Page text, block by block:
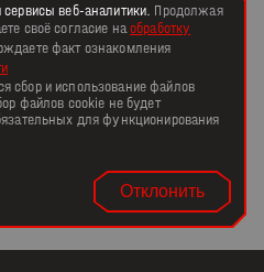
веб-аналитики. Продолжая
своё согласие наобработку
факт ознакомления
сбор и использование файлов
файлов cookie не будет
для функционирования
Отклонить